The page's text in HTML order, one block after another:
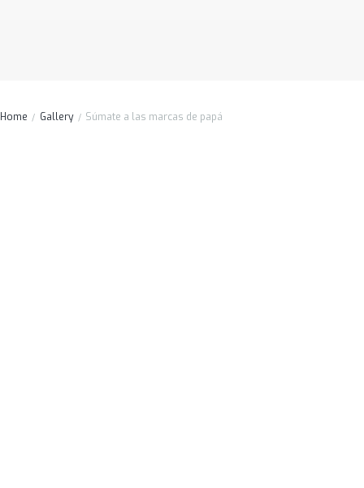
Home Gallery Súmate a las marcas de papá